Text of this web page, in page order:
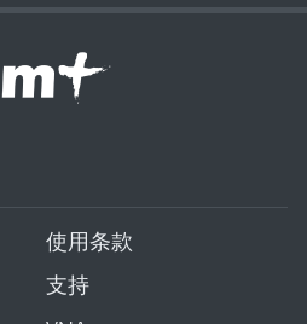
使用条款
支持